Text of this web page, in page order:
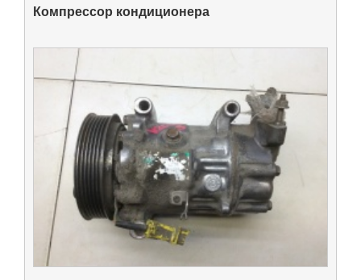
Компрессор кондиционера